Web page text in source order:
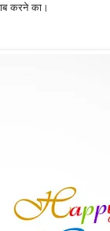
करने का।